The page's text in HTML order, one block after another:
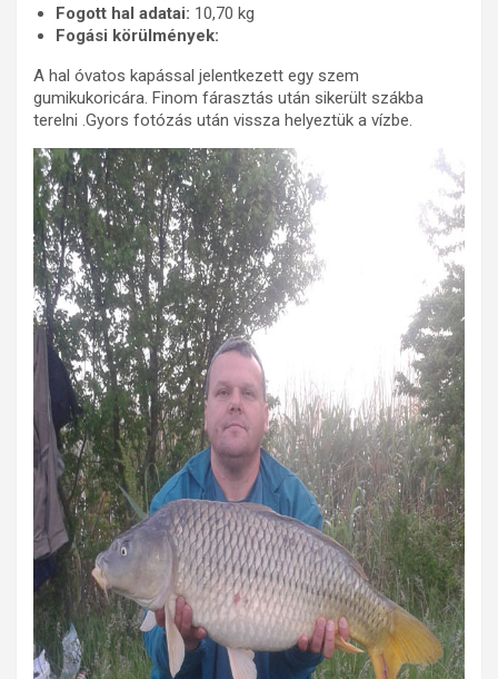
Fogott hal adatai: 10,70 kg
Fogási körülmények:
A hal óvatos kapással jelentkezett egy szem
gumikukoricára. Finom fárasztás után sikerült szákba
terelni .Gyors fotózás után vissza helyeztük a vízbe.